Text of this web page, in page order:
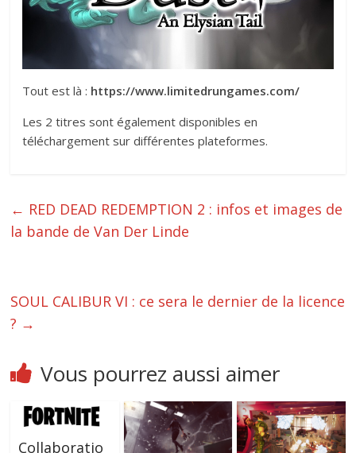
Tout est là : https://www.limitedrungames.com/
Les 2 titres sont également disponibles en
téléchargement sur différentes plateformes.
← RED DEAD REDEMPTION 2 : infos et images de
la bande de Van Der Linde
SOUL CALIBUR VI : ce sera le dernier de la licence
? →
Vous pourrez aussi aimer
Collaboratio